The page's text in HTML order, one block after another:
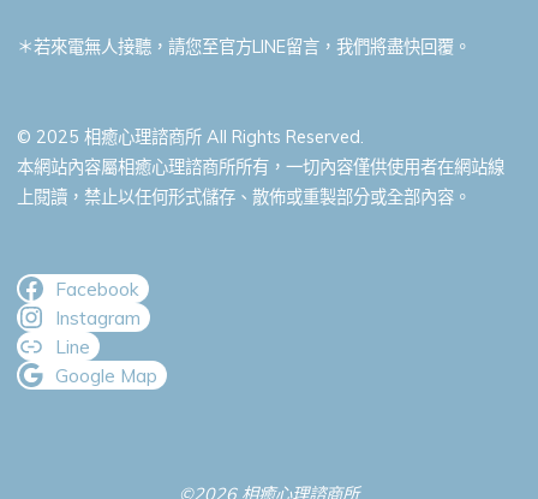
＊若來電無人接聽，請您至官方LINE留言，我們將盡快回覆。
© 2025 相癒心理諮商所 All Rights Reserved.
本網站內容屬相癒心理諮商所所有，一切內容僅供使用者在網站線
上閱讀，禁止以任何形式儲存、散佈或重製部分或全部內容。
Facebook
Instagram
Line
Google Map